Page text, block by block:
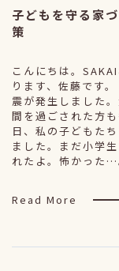
子どもを守る家
策
こんにちは。
ります、佐藤です
震が発生しました
間を過ごされた方
日、私の子どもた
ました。まだ小学
れたよ。怖かった
Read More